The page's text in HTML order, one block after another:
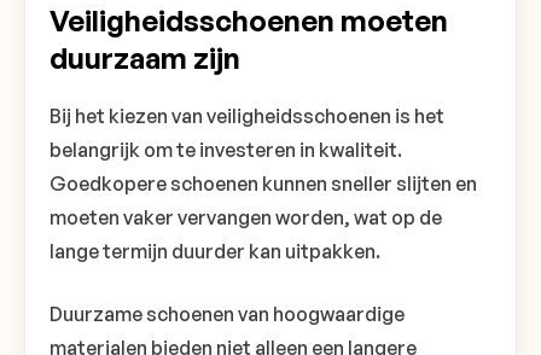
Veiligheidsschoenen moeten
duurzaam zijn
Bij het kiezen van veiligheidsschoenen is het
belangrijk om te investeren in kwaliteit.
Goedkopere schoenen kunnen sneller slijten en
moeten vaker vervangen worden, wat op de
lange termijn duurder kan uitpakken.
Duurzame schoenen van hoogwaardige
materialen bieden niet alleen een langere